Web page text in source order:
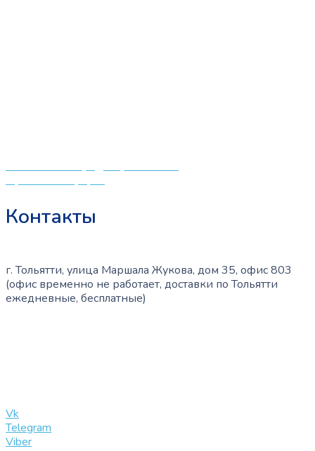
Контакты
г. Тольятти, улица Маршала Жукова, дом 35, офис 803
(офис временно не работает, доставки по Тольятти
ежедневные, бесплатные)
Vk
Telegram
Viber